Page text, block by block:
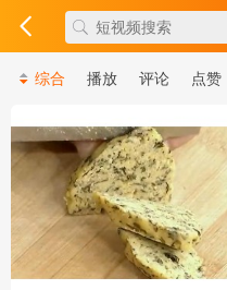
综合 播放 评论 点赞